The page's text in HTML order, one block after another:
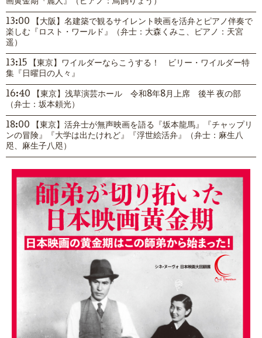
13:00 【大阪】名建築で観るサイレント映画を活弁とピアノ伴奏で
楽しむ『ロスト・ワールド』（弁士：大森くみこ、ピアノ：天宮
遥）
13:15 【東京】ワイルダーならこうする！ ビリー・ワイルダー特
集『日曜日の人々』
16:40 【東京】浅草演芸ホール 令和8年8月上席 後半 夜の部
（弁士：坂本頼光）
18:00 【東京】活弁士が無声映画を語る『坂本龍馬』『チャップリ
ンの冒険』『大学は出たけれど』『浮世絵活弁』（弁士：麻生八
咫、麻生子八咫）